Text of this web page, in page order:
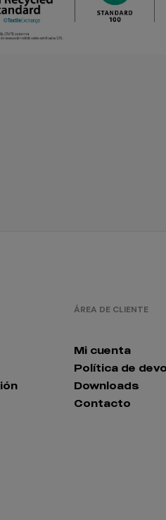
ÁREA DE CLIENTE
Mi cuenta
Política de
Downloads
Contacto